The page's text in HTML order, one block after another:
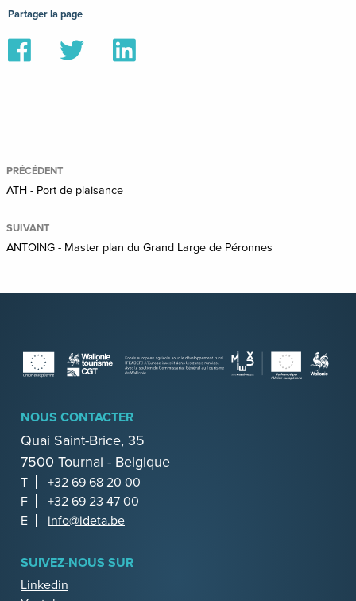
Partager la page
Partager
sur
Partager
sur
Partager
sur
PRÉCÉDENT
ATH - Port de plaisance
SUIVANT
ANTOING - Master plan du Grand Large de Péronnes
NOUS CONTACTER
Quai Saint-Brice, 35
7500 Tournai - Belgique
T
+32 69 68 20 00
F
+32 69 23 47 00
E
info@ideta.be
SUIVEZ-NOUS SUR
Linkedin